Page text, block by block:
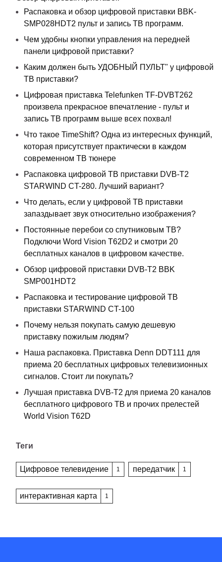
Распаковка и обзор цифровой приставки BBK-
SMP028HDT2 пульт и запись ТВ программ.
Чем удобны кнопки управления на передней
панели цифровой приставки?
Каким должен быть УДОБНЫЙ ПУЛЬТ" у цифровой
ТВ приставки?
Цифровая приставка Telefunken TF-DVBT262
произвела прекрасное впечатление - пульт и
запись ТВ программ выше всех похвал!
Что такое TimeShift? Одна из интересных функций,
которая присутствует практически в каждом
современном ТВ тюнере
Распаковка цифровой ТВ приставки DVB-T2
STARWIND CT-280. Лучший вариант?
Что делать, если у цифровой ТВ приставки
запаздывает звук относительно изображения?
Постоянные перебои со спутниковым ТВ?
Подключи Word Vision T62D2 и смотри 20
бесплатных каналов в цифровом качестве.
Обзор цифровой приставки DVB-T2 BBK
SMP001HDT2
Распаковка и тестирование цифровой ТВ
приставки STARWIND CT-100
Почему нельзя покупать самую дешевую
приставку пожилым людям?
Наша распаковка. Приставка Denn DDT111 для
приема 20 бесплатных цифровых телевизионных
сигналов. Стоит ли покупать?
Лучшая приставка DVB-T2 для приема 20 каналов
бесплатного цифрового ТВ и прочих прелестей
World Vision T62D
Теги
Цифровое телевидение 1 передатчик 1
интерактивная карта 1